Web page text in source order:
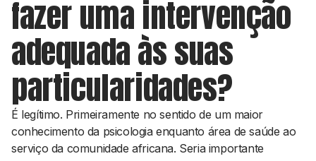
fazer uma intervenção
adequada às suas
particularidades?
É legítimo. Primeiramente no sentido de um maior
conhecimento da psicologia enquanto área de saúde ao
serviço da comunidade africana. Seria importante